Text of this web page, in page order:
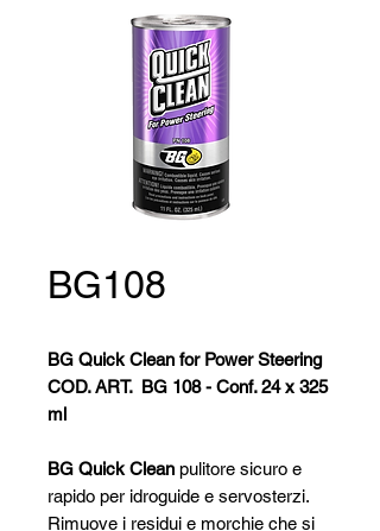
BG108
BG Quick Clean for Power Steering
COD. ART. BG 108 - Conf. 24 x 325
ml
BG Quick Clean pulitore sicuro e
rapido per idroguide e servosterzi.
Rimuove i residui e morchie che si